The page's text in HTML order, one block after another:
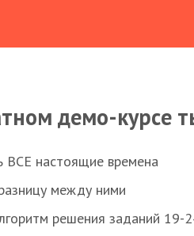
демо-курсе
ВСЕ настоящие времена
между ними
решения заданий 19-